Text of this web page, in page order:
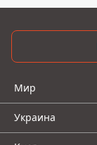
Мир
Украина